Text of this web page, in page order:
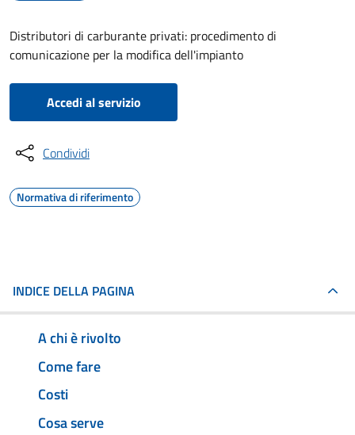
Distributori di carburante privati: procedimento di
comunicazione per la modifica dell'impianto
Accedi al servizio
Condividi
Normativa di riferimento
INDICE DELLA PAGINA
A chi è rivolto
Come fare
Costi
Cosa serve